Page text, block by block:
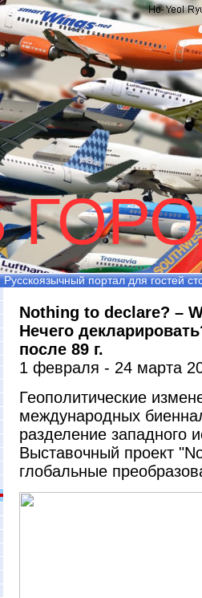
Русскоязычный портал для гостей
Nothing to declare? –
Нечего
после 89 г.
1 февраля - 24 марта
Геополитические
международных
разделение западного
Выставочный проект
глобальные